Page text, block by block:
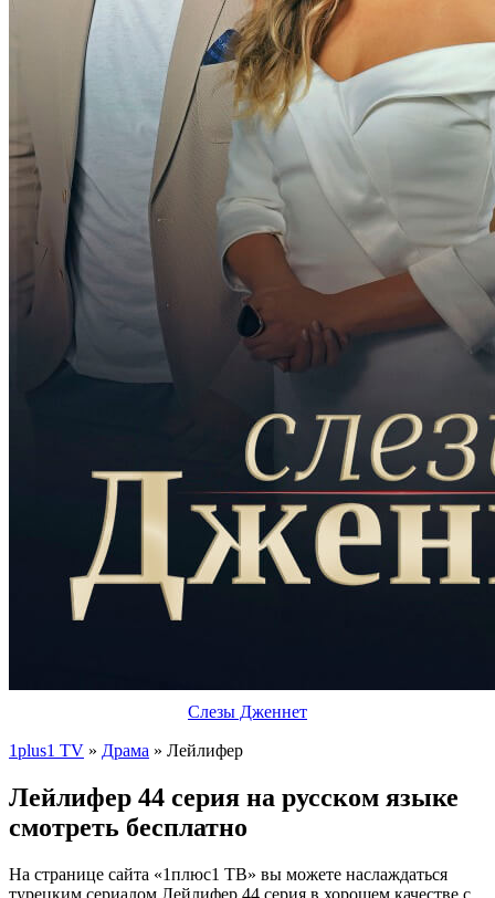
Слезы Дженнет
1plus1 TV » Драма » Лейлифер
Лейлифер 44 серия на русском языке
смотреть бесплатно
На странице сайта «1плюс1 ТВ» вы можете наслаждаться
турецким сериалом Лейлифер 44 серия в хорошем качестве с